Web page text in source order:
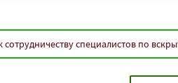
специалистов по